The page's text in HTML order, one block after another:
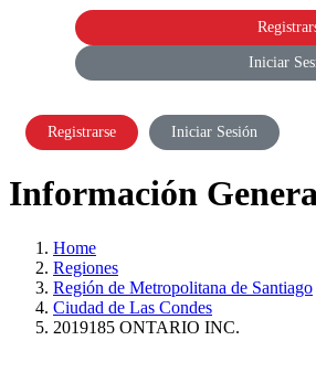
Iniciar
Registrarse Iniciar Sesión
Información
Home
Regiones
Región de Metropolitana de Santiago
Ciudad de Las Condes
2019185 ONTARIO INC.